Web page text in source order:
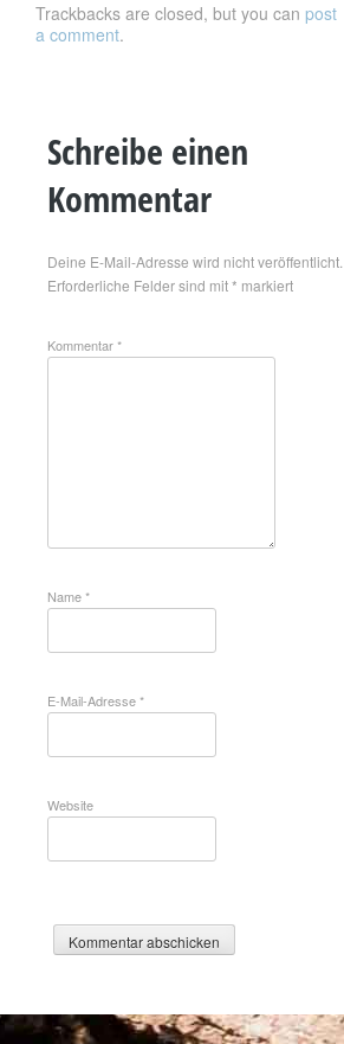
Trackbacks are closed, but you can post
a comment.
Schreibe einen
Kommentar
Deine E-Mail-Adresse wird nicht veröffentlicht.
Erforderliche Felder sind mit* markiert
Kommentar*
Name*
E-Mail-Adresse*
Website